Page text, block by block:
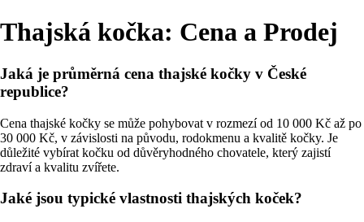
Thajská kočka: Cena a Prodej
Jaká je průměrná cena thajské kočky v České
republice?
Cena thajské kočky se může pohybovat v rozmezí od 10 000 Kč až po
30 000 Kč, v závislosti na původu, rodokmenu a kvalitě kočky. Je
důležité vybírat kočku od důvěryhodného chovatele, který zajistí
zdraví a kvalitu zvířete.
Jaké jsou typické vlastnosti thajských koček?